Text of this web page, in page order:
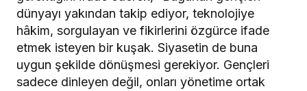
dünyayı yakından takip ediyor, teknolojiye
hâkim, sorgulayan ve fikirlerini özgürce ifade
etmek isteyen bir kuşak. Siyasetin de buna
uygun şekilde dönüşmesi gerekiyor. Gençleri
sadece dinleyen değil, onları yönetime ortak